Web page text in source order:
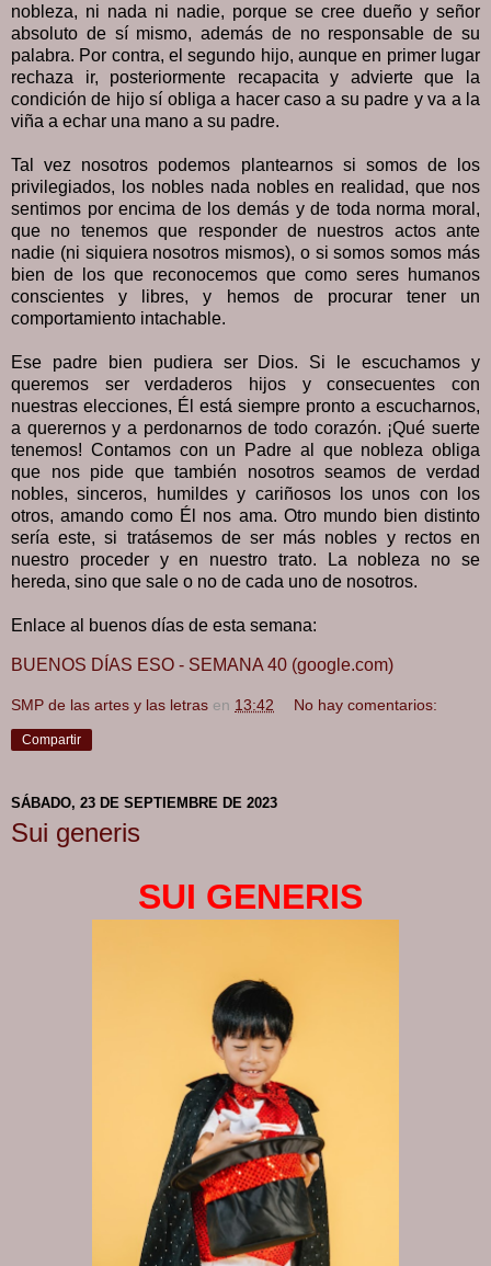
nobleza, ni nada ni nadie, porque se cree dueño y señor
absoluto de sí mismo, además de no responsable de su
palabra. Por contra, el segundo hijo, aunque en primer lugar
rechaza ir, posteriormente recapacita y advierte que la
condición de hijo sí obliga a hacer caso a su padre y va a la
viña a echar una mano a su padre.
Tal vez nosotros podemos plantearnos si somos de los
privilegiados, los nobles nada nobles en realidad, que nos
sentimos por encima de los demás y de toda norma moral,
que no tenemos que responder de nuestros actos ante
nadie (ni siquiera nosotros mismos), o si somos somos más
bien de los que reconocemos que como seres humanos
conscientes y libres, y hemos de procurar tener un
comportamiento intachable.
Ese padre bien pudiera ser Dios. Si le escuchamos y
queremos ser verdaderos hijos y consecuentes con
nuestras elecciones, Él está siempre pronto a escucharnos,
a querernos y a perdonarnos de todo corazón. ¡Qué suerte
tenemos! Contamos con un Padre al que nobleza obliga
que nos pide que también nosotros seamos de verdad
nobles, sinceros, humildes y cariñosos los unos con los
otros, amando como Él nos ama. Otro mundo bien distinto
sería este, si tratásemos de ser más nobles y rectos en
nuestro proceder y en nuestro trato. La nobleza no se
hereda, sino que sale o no de cada uno de nosotros.
Enlace al buenos días de esta semana:
BUENOS DÍAS ESO - SEMANA 40 (google.com)
SMP de las artes y las letras en 13:42 No hay comentarios:
Compartir
SÁBADO, 23 DE SEPTIEMBRE DE 2023
Sui generis
SUI GENERIS